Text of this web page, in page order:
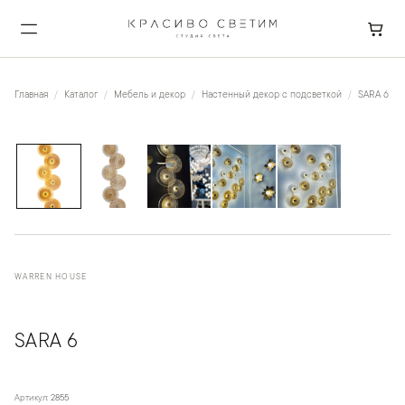
Главная Каталог Мебель и декор Настенный декор с подсветкой SARA 6
WARREN HOUSE
SARA 6
Артикул: 2855